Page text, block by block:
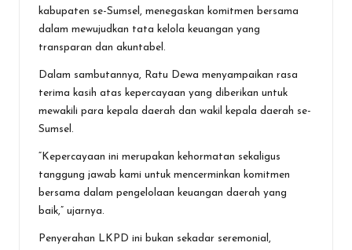
kabupaten se-Sumsel, menegaskan komitmen bersama
dalam mewujudkan tata kelola keuangan yang
transparan dan akuntabel.
Dalam sambutannya, Ratu Dewa menyampaikan rasa
terima kasih atas kepercayaan yang diberikan untuk
mewakili para kepala daerah dan wakil kepala daerah se-
Sumsel.
“Kepercayaan ini merupakan kehormatan sekaligus
tanggung jawab kami untuk mencerminkan komitmen
bersama dalam pengelolaan keuangan daerah yang
baik,” ujarnya.
Penyerahan LKPD ini bukan sekadar seremonial,